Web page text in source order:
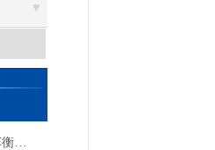
航头200吨地磅（祝桥20T汽车衡）月浦轴重仪）徐行3T吊秤维修